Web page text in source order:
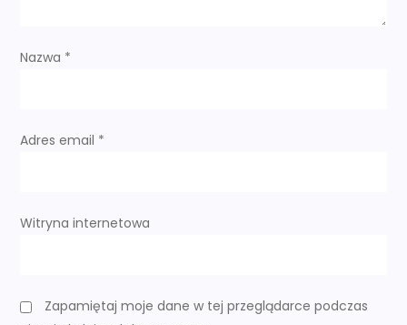
s
Nazwa *
Adres email *
Witryna internetowa
Zapamiętaj moje dane w tej przeglądarce podczas